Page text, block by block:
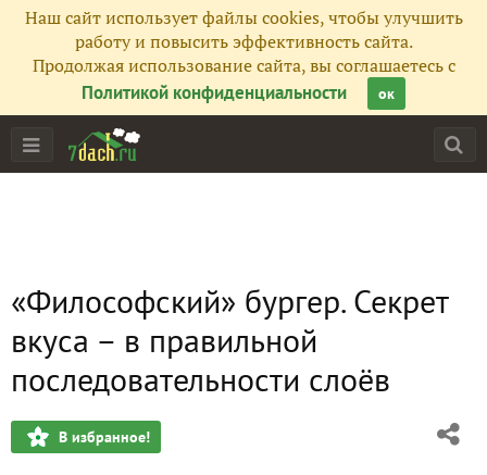
Наш сайт использует файлы cookies, чтобы улучшить
работу и повысить эффективность сайта.
Продолжая использование сайта, вы соглашаетесь с
Политикой конфиденциальности
ок
«Философский» бургер. Секрет
вкуса – в правильной
последовательности слоёв
В избранное!